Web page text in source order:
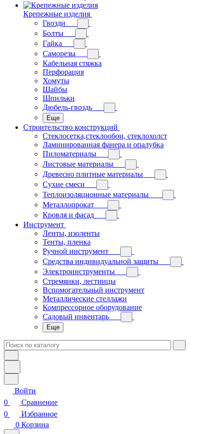
Крепежные изделия
Гвозди
Болты
Гайка
Саморезы
Кабельная стяжка
Перфорация
Хомуты
Шайбы
Шпильки
Дюбель-гвоздь
Еще
Строительство конструкций
Стеклосетка,стеклообои, стеклохолст
Ламинированная фанера и опалубка
Пиломатериалы
Листовые материалы
Древесно плитные материалы
Сухие смеси
Теплоизоляционные материалы
Металлопрокат
Кровля и фасад
Инструмент
Ленты, изоленты
Тенты, пленка
Ручной инструмент
Средства индивидуальной защиты
Электроинструменты
Стремянки, лестницы
Вспомогательный инструмент
Металлические стеллажи
Компрессорное оборудование
Садовый инвентарь
Еще
Войти
0
Сравнение
0
Избранное
0 Корзина